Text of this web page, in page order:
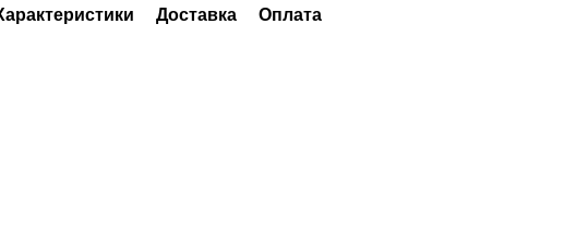
Доставка Оплата